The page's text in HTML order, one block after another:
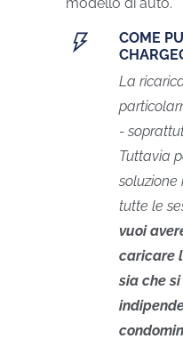
COME
La
-
Tuttavia
soluzione
tutte le
vuoi
caricare
sia che